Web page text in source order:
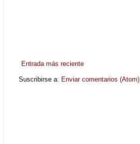
Entrada más reciente
Suscribirse a: Enviar comentarios (Atom)